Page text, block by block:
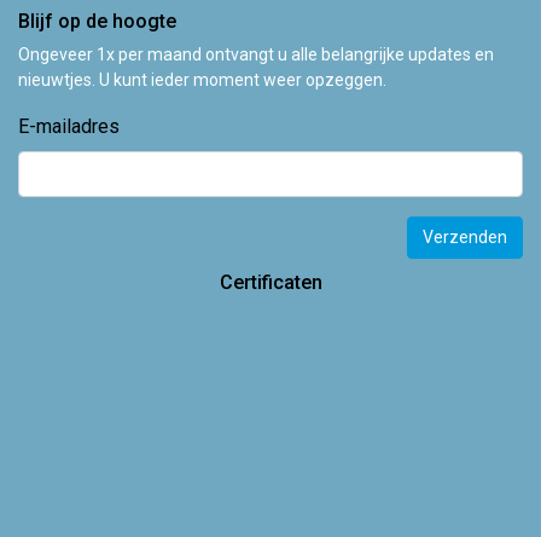
Blijf op de hoogte
Ongeveer 1x per maand ontvangt u alle belangrijke updates en
nieuwtjes. U kunt ieder moment weer opzeggen.
E-mailadres
Verzenden
Certificaten